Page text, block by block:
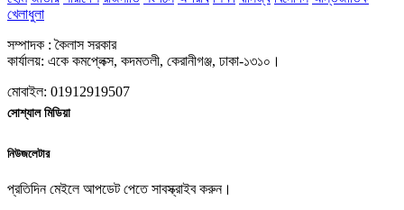
খেলাধুলা
সম্পাদক : কৈলাস সরকার
কার্যালয়: একে কমপ্লেক্স, কদমতলী, কেরানীগঞ্জ, ঢাকা-১৩১০।
মোবাইল: 01912919507
সোশ্যাল মিডিয়া
নিউজলেটার
প্রতিদিন মেইলে আপডেট পেতে সাবস্ক্রাইব করুন।